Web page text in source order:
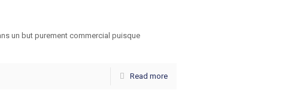
un but purement commercial puisque
Read more